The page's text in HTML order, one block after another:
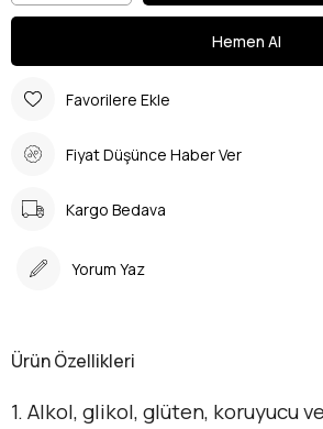
Favorilere Ekle
Fiyat Düşünce Haber Ver
Kargo Bedava
Yorum Yaz
Ürün Özellikleri
1. Alkol, glikol, glüten, koruyucu